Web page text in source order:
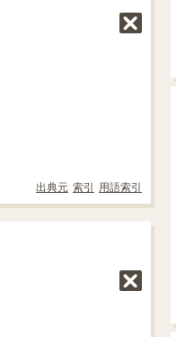
出典元 索引 用語索引